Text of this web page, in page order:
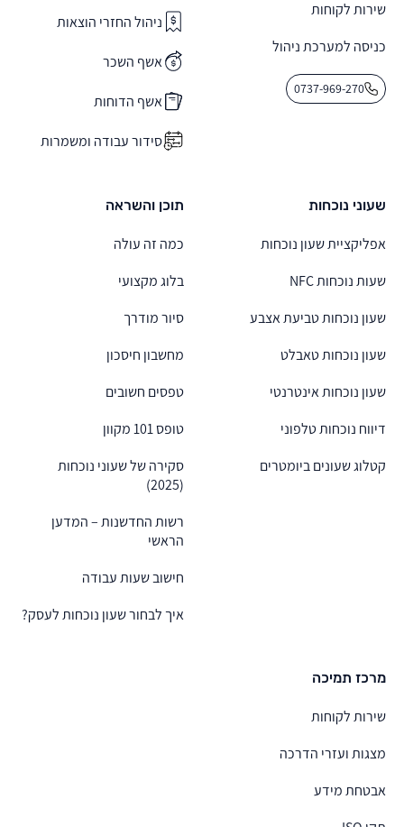
שירות לקוחות
כניסה למערכת ניהול
0737-969-270
ניהול החזרי הוצאות
אשף השכר
אשף הדוחות
סידור עבודה ומשמרות
שעוני נוכחות
אפליקציית שעון נוכחות
שעות נוכחות NFC
שעון נוכחות טביעת אצבע
שעון נוכחות טאבלט
שעון נוכחות אינטרנטי
דיווח נוכחות טלפוני
קטלוג שעונים ביומטרים
תוכן והשראה
כמה זה עולה
בלוג מקצועי
סיור מודרך
מחשבון חיסכון
טפסים חשובים
טופס 101 מקוון
סקירה של שעוני נוכחות
(2025)
רשות החדשנות – המדען
הראשי
חישוב שעות עבודה
איך לבחור שעון נוכחות לעסק?
מרכז תמיכה
שירות לקוחות
מצגות ועזרי הדרכה
אבטחת מידע